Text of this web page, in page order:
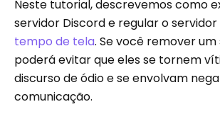
Neste tutorial, descrevemos como
servidor Discord e regular o servidor
tempo de tela. Se você remover um
poderá evitar que eles se tornem
discurso de ódio e se envolvam
comunicação.